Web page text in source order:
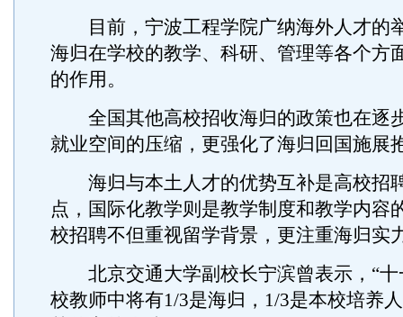
目前，宁波工程学院广纳海外人才的
海归在学校的教学、科研、管理等各个方
的作用。
全国其他高校招收海归的政策也在逐
就业空间的压缩，更强化了海归回国施展
海归与本土人才的优势互补是高校招
点，国际化教学则是教学制度和教学内容
校招聘不但重视留学背景，更注重海归实
北京交通大学副校长宁滨曾表示，“十
校教师中将有1/3是海归，1/3是本校培养